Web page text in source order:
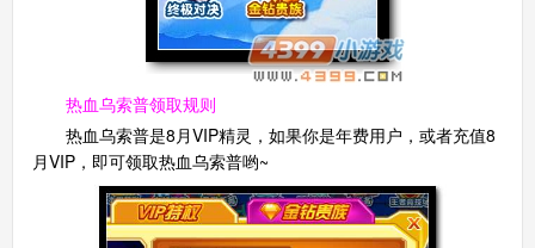
热血乌索普领取规则
热血乌索普是8月VIP精灵，如果你是年费用户，或者充值8
月VIP，即可领取热血乌索普哟~